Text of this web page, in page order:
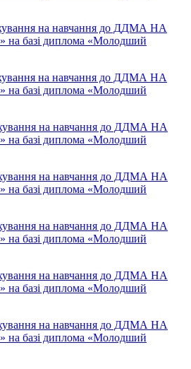
на навчання до ДДМА НА
базі диплома «Молодший
на навчання до ДДМА НА
базі диплома «Молодший
на навчання до ДДМА НА
базі диплома «Молодший
на навчання до ДДМА НА
базі диплома «Молодший
на навчання до ДДМА НА
базі диплома «Молодший
на навчання до ДДМА НА
базі диплома «Молодший
на навчання до ДДМА НА
базі диплома «Молодший